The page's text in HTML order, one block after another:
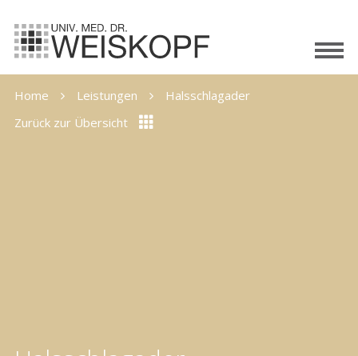
Home Leistungen
Halsschlagader
Zurück zur Übersicht